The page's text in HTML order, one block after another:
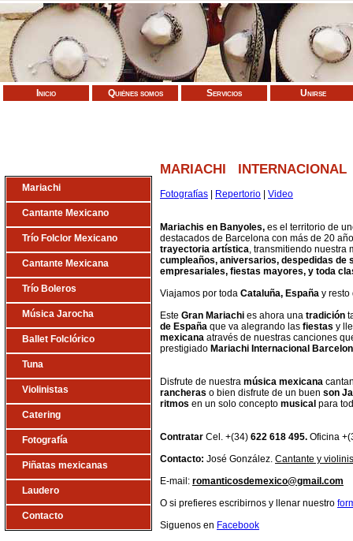
Inicio Quiénes somos Servicios Unirse
MARIACHI
Fotografías Repertorio Video
Mariachis en Banyoles, es el territorio de
destacados de Barcelona con más de 20
trayectoria artística, transmitiendo nuestra
cumpleaños, aniversarios, despedidas de
empresariales, fiestas mayores, y toda
Viajamos por toda Cataluña, España y resto
Este Gran Mariachi es ahora una tradición
de España que va alegrando las fiestas y
mexicana através de nuestras canciones
prestigiado Mariachi Internacional
Disfrute de nuestra música mexicana
rancheras o bien disfrute de un buen son
ritmos en un solo concepto musical para
Contratar Cel. +(34) 622 618 495. Oficina
Contacto: José González. Cantante y
E-mail: romanticosdemexico@gmail.com
O si prefieres escribirnos y llenar nuestro
Siguenos en Facebook
Mariachi
Cantante Mexicano
Trío Folclor Mexicano
Cantante Mexicana
Trío Boleros
Música Jarocha
Ballet Folclórico
Tuna
Violinistas
Catering
Fotografía
Piñatas mexicanas
Laudero
Contacto